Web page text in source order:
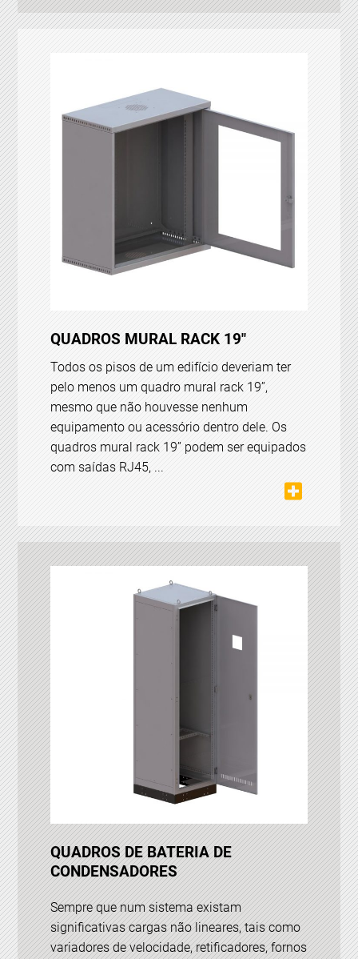
QUADROS MURAL RACK 19″
Todos os pisos de um edifício deveriam ter
pelo menos um quadro mural rack 19’’,
mesmo que não houvesse nenhum
equipamento ou acessório dentro dele. Os
quadros mural rack 19’’ podem ser equipados
com saídas RJ45, ...
QUADROS DE BATERIA DE
CONDENSADORES
Sempre que num sistema existam
significativas cargas não lineares, tais como
variadores de velocidade, retificadores, fornos